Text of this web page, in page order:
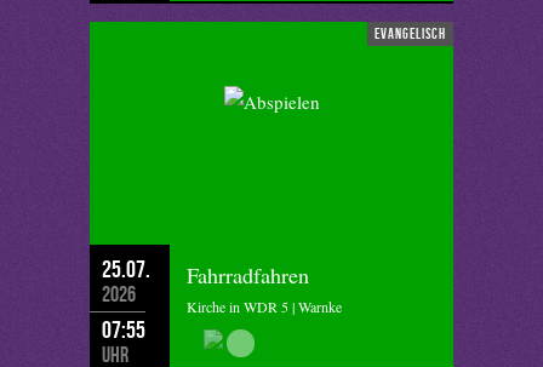
evangelisch
25.07.
2026
07:55
Uhr
Fahrradfahren
Kirche in WDR 5 | Warnke